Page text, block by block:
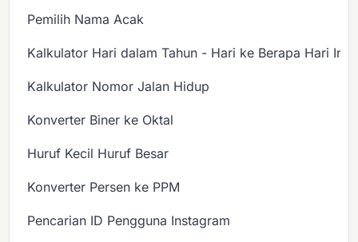
Pemilih Nama Acak
Kalkulator Hari dalam Tahun - Hari ke Berapa Hari Ini?
Kalkulator Nomor Jalan Hidup
Konverter Biner ke Oktal
Huruf Kecil Huruf Besar
Konverter Persen ke PPM
Pencarian ID Pengguna Instagram